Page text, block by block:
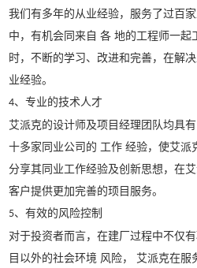
我们有多年的从业经验，服务了过百
中，有机会同来自 各 地的工程师一起
时，不断的学习、改进和完善，在解
业经验。
4、专业的技术人才
艾派克的设计师及项目经理团队均具
十多家同业公司的 工作 经验，使艾派
分享其同业工作经验及创新思想，在
客户提供更加完善的顼目服务。
5、有效的风险控制
对于投资者而言，在建厂过程中不仅
目以外的社会环境 风险，
艾派克在服